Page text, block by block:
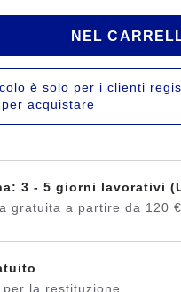
NEL
è solo per i clienti
acquistare
3 - 5 giorni lavorativi
gratuita a partire da 120 €
la restituzione